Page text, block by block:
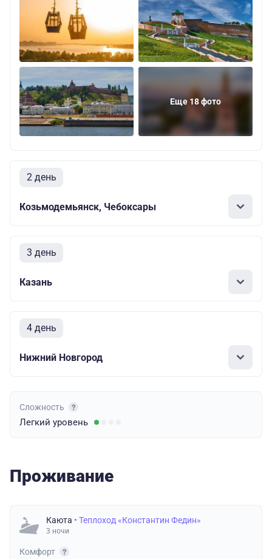
Еще 18 фото
2 день
Козьмодемьянск, Чебоксары
3 день
Казань
4 день
Нижний Новгород
Сложность
Легкий уровень
Проживание
Каюта • Теплоход «Константин Федин»
3 ночи
Комфорт